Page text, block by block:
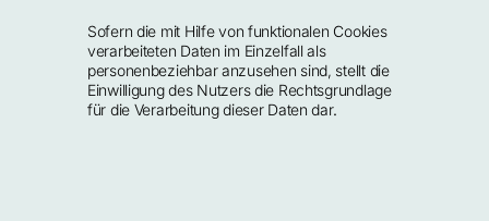
Sofern die mit Hilfe von funktionalen Cookies
verarbeiteten Daten im Einzelfall als
personenbeziehbar anzusehen sind, stellt die
Einwilligung des Nutzers die Rechtsgrundlage
für die Verarbeitung dieser Daten dar.